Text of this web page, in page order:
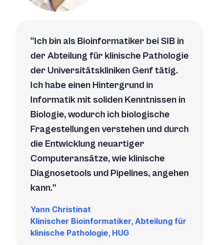
Ich bin als Bioinformatiker bei SIB in
der Abteilung für klinische Pathologie
der Universitätskliniken Genf tätig.
Ich habe einen Hintergrund in
Informatik mit soliden Kenntnissen in
Biologie, wodurch ich biologische
Fragestellungen verstehen und durch
die Entwicklung neuartiger
Computeransätze, wie klinische
Diagnosetools und Pipelines, angehen
kann.
Yann Christinat
Klinischer Bioinformatiker, Abteilung für
klinische Pathologie, HUG